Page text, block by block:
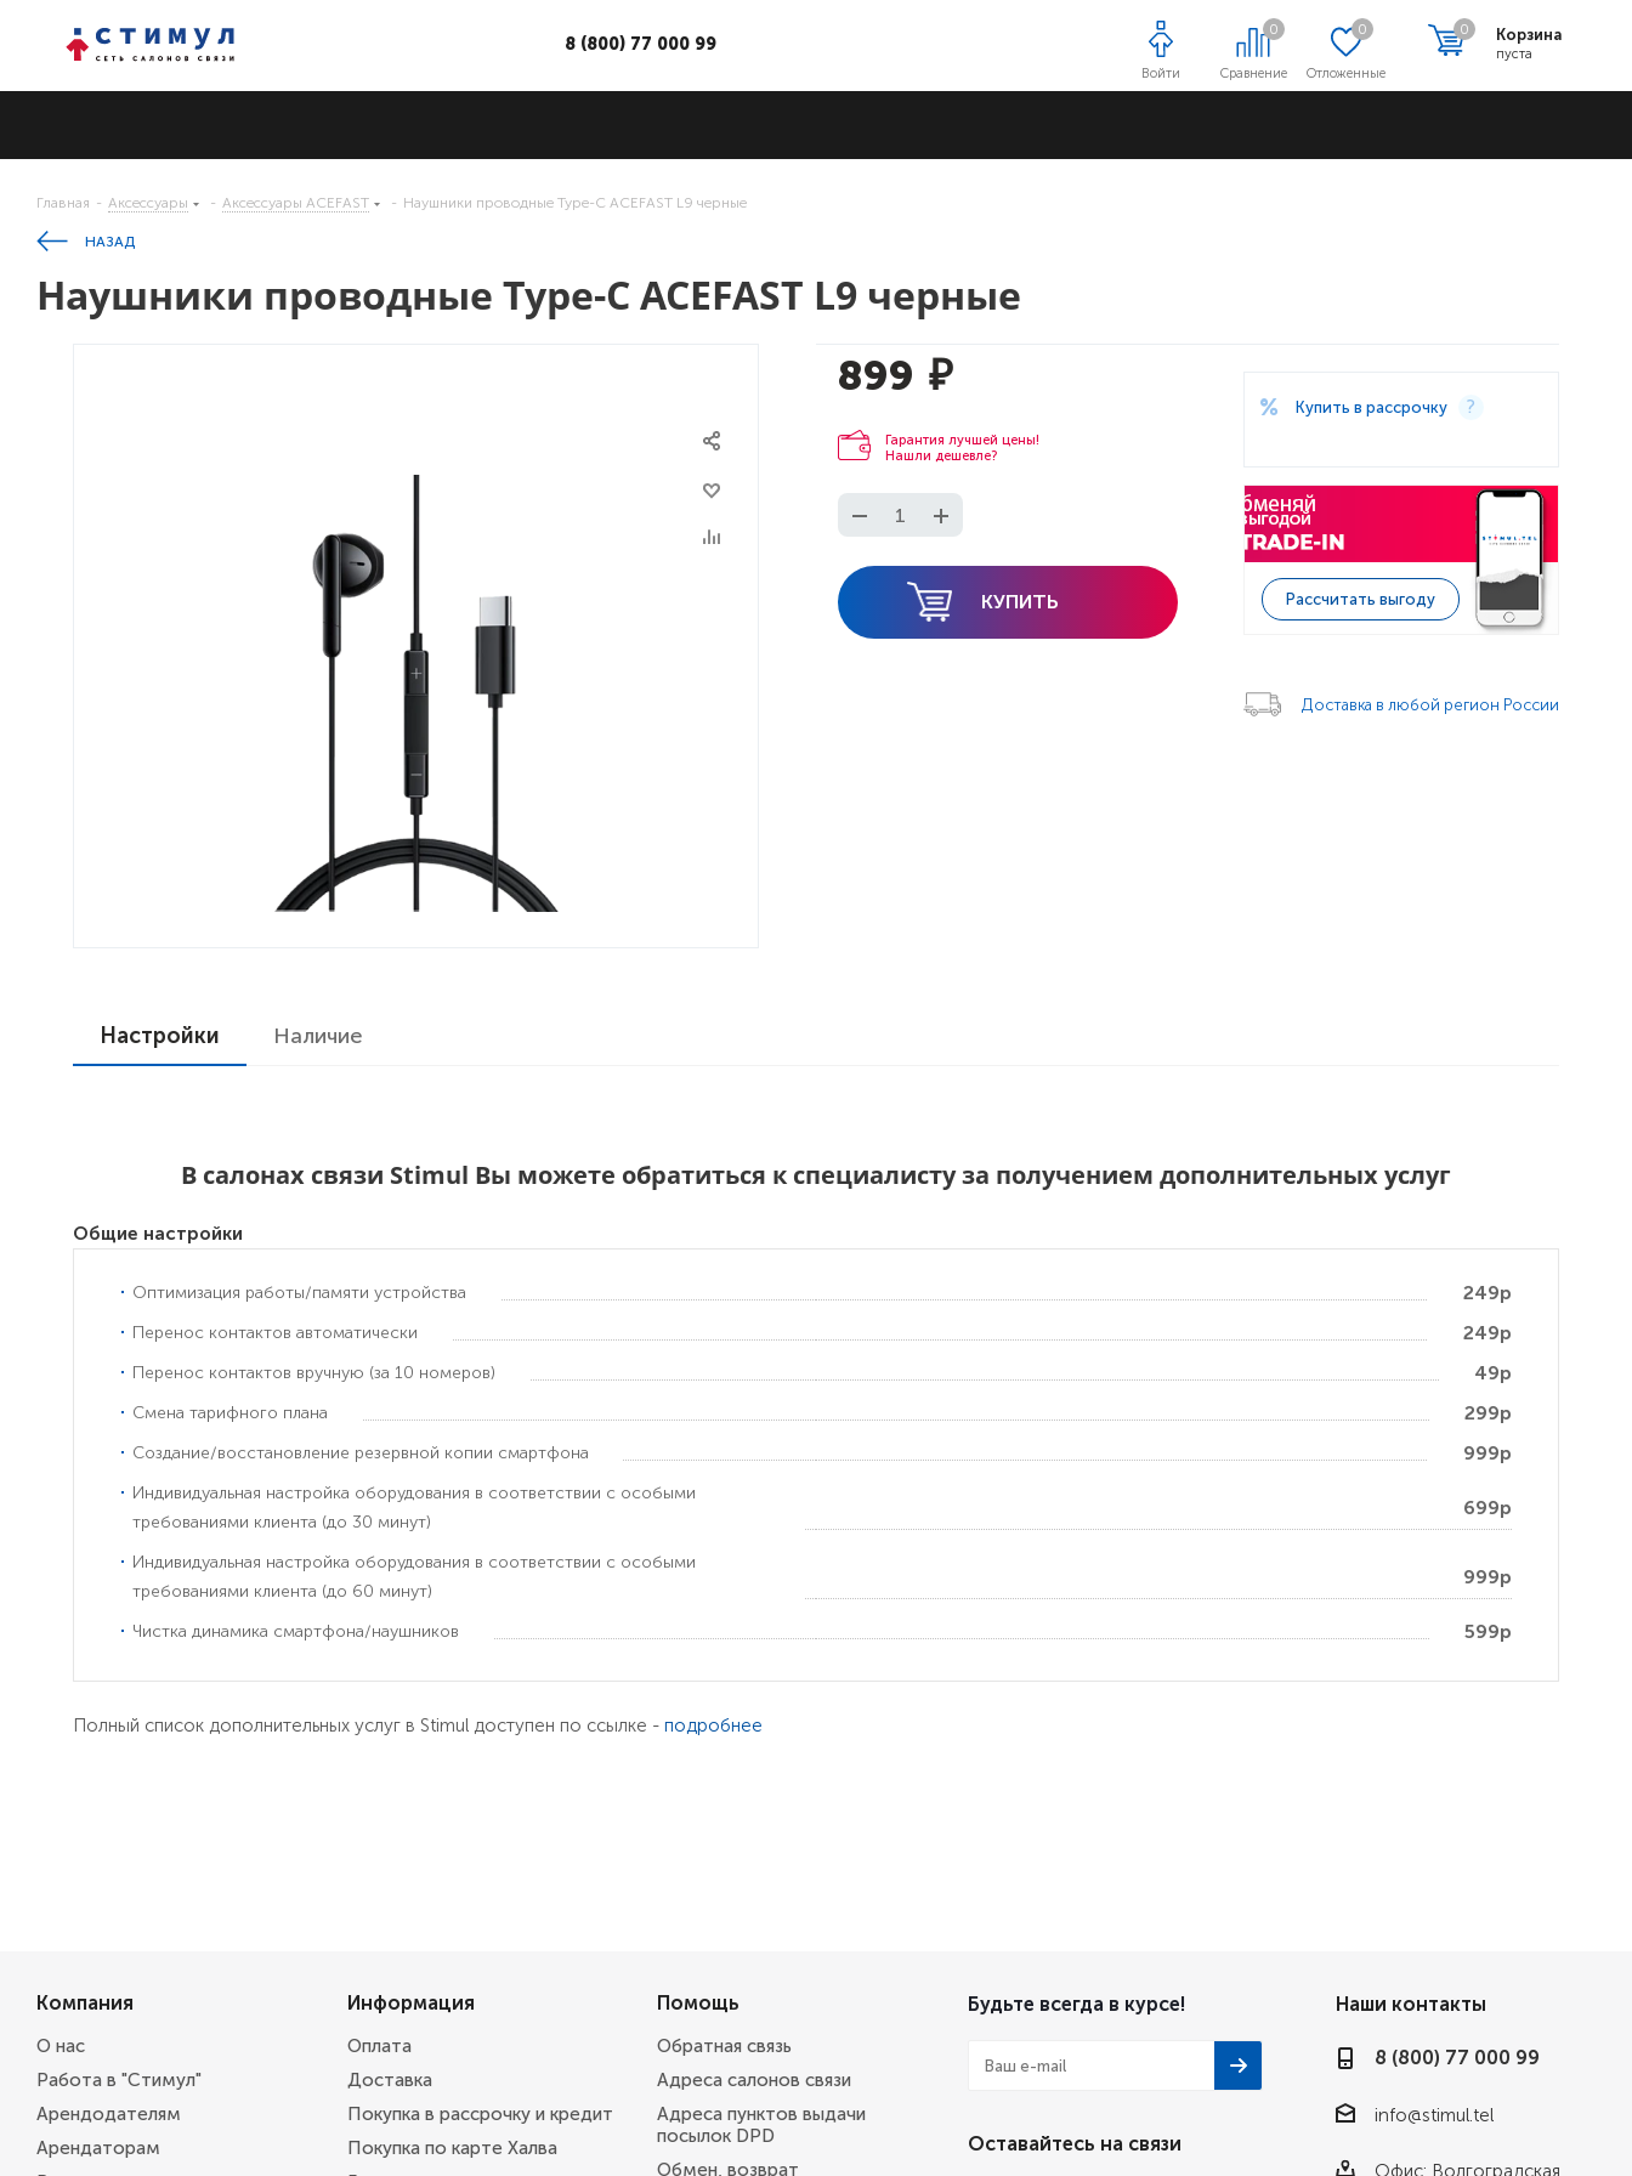
Сравнение
0
Отложенные
0 Корзина
пуста
0
Войти
8 (800) 77 000 99
Главная - Аксессуары - Аксессуары ACEFAST - Наушники проводные Type-C ACEFAST L9 черные
НАЗАД
Наушники проводные Type-C ACEFAST L9 черные
899 ₽
Гарантия лучшей цены!
Нашли дешевле?
КУПИТЬ
Купить в рассрочку
Рассчитать выгоду
Доставка в любой регион России
Настройки Наличие
В салонах связи Stimul Вы можете обратиться к специалисту за получением дополнительных услуг
Общие настройки
Оптимизация работы/памяти устройства 249р
Перенос контактов автоматически 249р
Перенос контактов вручную (за 10 номеров) 49р
Смена тарифного плана 299р
Создание/восстановление резервной копии смартфона 999р
Индивидуальная настройка оборудования в соответствии с особыми
требованиями клиента (до 30 минут)
699р
Индивидуальная настройка оборудования в соответствии с особыми
требованиями клиента (до 60 минут)
999р
Чистка динамика смартфона/наушников 599р
Полный список дополнительных услуг в Stimul доступен по ссылке - подробнее
Компания
О нас
Работа в "Стимул"
Арендодателям
Арендаторам
Информация
Оплата
Доставка
Покупка в рассрочку и кредит
Покупка по карте Халва
Помощь
Обратная связь
Адреса салонов связи
Адреса пунктов выдачи
посылок DPD
Обмен, возврат
Будьте всегда в курсе!
Оставайтесь на связи
Наши контакты
8 (800) 77 000 99
info@stimul.tel
Офис: Волгоградская